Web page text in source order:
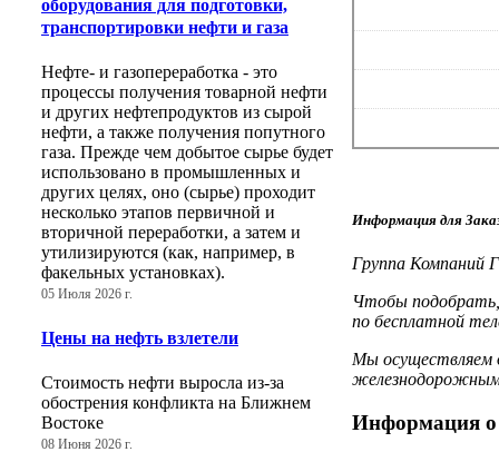
оборудования для подготовки,
транспортировки нефти и газа
Нефте- и газопереработка - это
процессы получения товарной нефти
и других нефтепродуктов из сырой
нефти, а также получения попутного
газа. Прежде чем добытое сырье будет
использовано в промышленных и
других целях, оно (сырье) проходит
несколько этапов первичной и
вторичной переработки, а затем и
утилизируются (как, например, в
факельных установках).
05 Июля 2026 г.
Цены на нефть взлетели
Стоимость нефти выросла из-за
обострения конфликта на Ближнем
Востоке
08 Июня 2026 г.
Информация для
Группа Компаний
Чтобы
по бесплатной
Мы осуществляем
железнодорожным
Информация